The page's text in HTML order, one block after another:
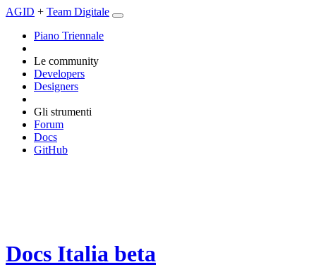
AGID + Team Digitale
Piano Triennale
Le community
Developers
Designers
Gli strumenti
Forum
Docs
GitHub
Docs Italia beta